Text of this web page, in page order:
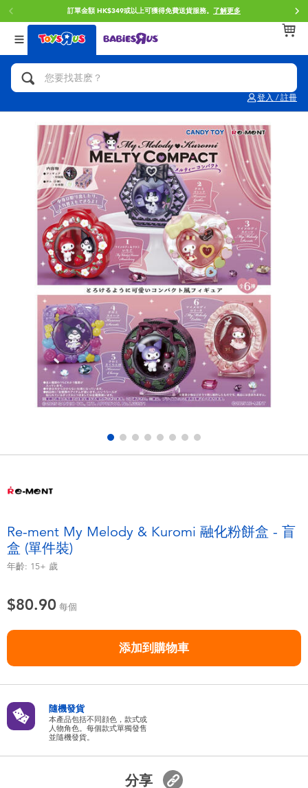
訂單金額 HK$349或以上可獲得免費送貨服務。 了解更多
登入 / 註冊
返回
分類目錄
人氣英雄,角色扮演,射擊玩具
拼砌組合及樂高LEGO
玩具車,貨車,火車及遙控系列
手工藝,文具,蠟筆,泥膠,畫板
娃娃, 芭比,收藏公仔
電子玩具
遊戲及拼圖系列
益智學習玩具
戶外及運動用品
毛毛公仔玩具
嬰兒及學前玩具
任天堂 Switch
電池
盲盒
返回
品牌
Brunch Brother 早午餐兄弟
Spider-Man蜘蛛俠
Mini Brands
Play-Doh培樂多
Pokemon寶可夢
playpop
LEGO樂高
LeapFrog跳跳蛙
返回
年齢
0~2歳
5~7歳
8~11歳
12~14歳
14歳以上
Re-ment My Melody & Kuromi 融化粉餅盒 - 盲
盒 (單件裝)
年齡: 15+ 歲
$80.90 每個
添加到購物車
隨機發貨
本產品包括不同顔色，款式或
人物角色。每個款式單獨發售
並隨機發貨。
分享